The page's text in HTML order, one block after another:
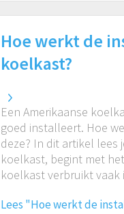
Hoe werkt de
koelkast?
Een Amerikaanse
goed installeert. Hoe
deze? In dit artikel lees
koelkast, begint met
koelkast verbruikt vaak
Lees "Hoe werkt de